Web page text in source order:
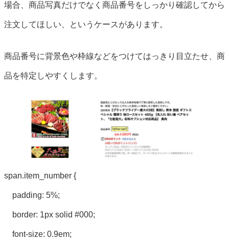
場合、商品写真だけでなく商品番号をしっかり確認してから
注文してほしい、というケースがあります。
商品番号に背景色や枠線などをつけてはっきり目立たせ、商
品を特定しやすくします。
span.item_number {
padding: 5%;
border: 1px solid #000;
font-size: 0.9em;